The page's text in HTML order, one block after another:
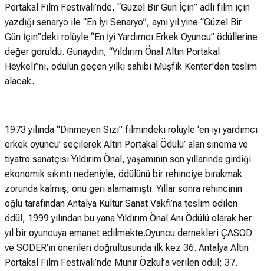
Portakal Film Festivali’nde, “Güzel Bir Gün İçin” adlı film için
yazdığı senaryo ile “En İyi Senaryo”, aynı yıl yine “Güzel Bir
Gün İçin”deki rolüyle “En İyi Yardımcı Erkek Oyuncu” ödüllerine
değer görüldü. Günaydın, “Yıldırım Önal Altın Portakal
Heykeli”ni, ödülün geçen yılki sahibi Müşfik Kenter’den teslim
alacak.
1973 yılında “Dinmeyen Sızı” filmindeki rolüyle ‘en iyi yardımcı
erkek oyuncu’ seçilerek Altın Portakal Ödülü’ alan sinema ve
tiyatro sanatçısı Yıldırım Önal, yaşamının son yıllarında girdiği
ekonomik sıkıntı nedeniyle, ödülünü bir rehinciye bırakmak
zorunda kalmış; onu geri alamamıştı. Yıllar sonra rehincinin
oğlu tarafından Antalya Kültür Sanat Vakfı’na teslim edilen
ödül, 1999 yılından bu yana Yıldırım Önal Anı Ödülü olarak her
yıl bir oyuncuya emanet edilmekte.Oyuncu dernekleri ÇASOD
ve SODER’in önerileri doğrultusunda ilk kez 36. Antalya Altın
Portakal Film Festivali’nde Münir Özkul’a verilen ödül; 37.